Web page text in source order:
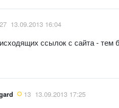
13.09.2013 16:04
ссылок с сайта - тем
13 13.09.2013 17:25